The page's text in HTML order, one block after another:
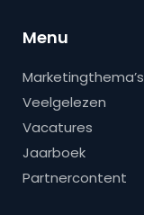
Menu
Marketingthema’s
Veelgelezen
Vacatures
Jaarboek
Partnercontent